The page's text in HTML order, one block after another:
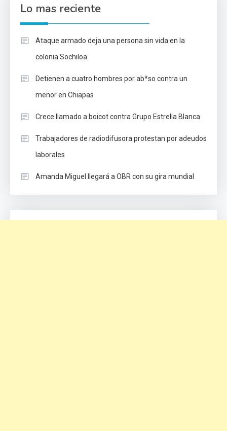
Lo mas reciente
Ataque armado deja una persona sin vida en la
colonia Sochiloa
Detienen a cuatro hombres por ab*so contra un
menor en Chiapas
Crece llamado a boicot contra Grupo Estrella Blanca
Trabajadores de radiodifusora protestan por adeudos
laborales
Amanda Miguel llegará a OBR con su gira mundial